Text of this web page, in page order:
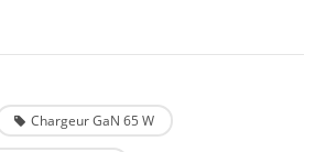
Chargeur GaN 65 W